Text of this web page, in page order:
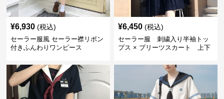
¥6,930 (税込)
セーラー服風 セーラー襟リボン
付きふんわりワンピース
¥6,450 (税込)
セーラー服 刺繍入り半袖トッ
プス × プリーツスカート 上下